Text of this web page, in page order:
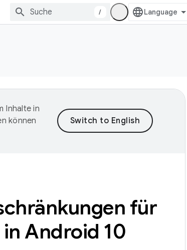
/
Inhalte in
können
für
Android 10